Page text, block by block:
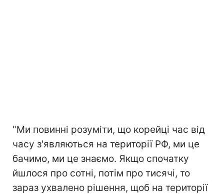
"Ми повинні розуміти, що корейці час від
часу з'являються на території РФ, ми це
бачимо, ми це знаємо. Якщо спочатку
йшлося про сотні, потім про тисячі, то
зараз ухвалено рішення, щоб на території